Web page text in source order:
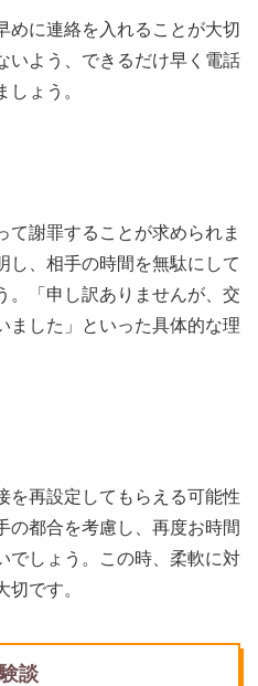
めに連絡を入れることが大切
いよう、できるだけ早く電話
ょう。
て謝罪することが求められま
し、相手の時間を無駄にして
。「申し訳ありませんが、交
ました」といった具体的な理
を再設定してもらえる可能性
の都合を考慮し、再度お時間
でしょう。この時、柔軟に対
です。
談